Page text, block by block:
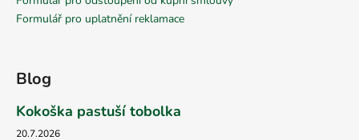
Formulář pro uplatnění reklamace
Blog
Kokoška pastuší tobolka
20.7.2026